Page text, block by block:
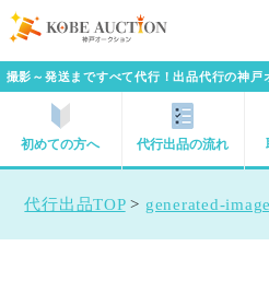
撮影～発送まですべて代行！出品代行の神戸
初めての方へ 代行出品の流れ
代行出品TOP> generated-image